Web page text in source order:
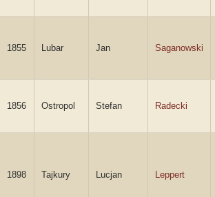
1855 Lubar Jan Saganowski
1856 Ostropol Stefan Radecki
1898 Tajkury Lucjan Leppert